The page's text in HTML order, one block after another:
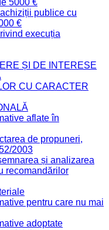
5000 €
publice cu
€
execuția
ȘI DE INTERESE
CU CARACTER
aflate în
de propuneri,
2003
și analizarea
recomandărilor
pentru care nu mai
adoptate